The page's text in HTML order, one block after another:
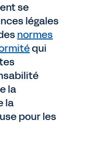
se
légales
normes
qui
la
la
pour les